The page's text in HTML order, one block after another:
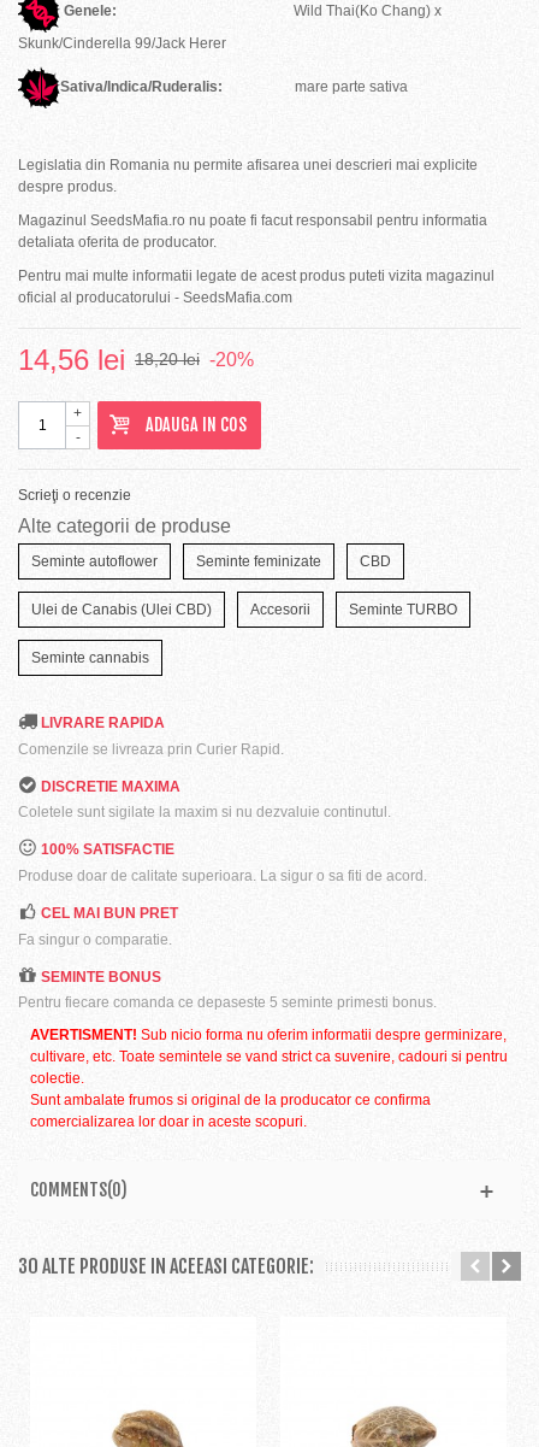
Genele: Wild Thai(Ko Chang) x
Skunk/Cinderella 99/Jack Herer
Sativa/Indica/Ruderalis: mare parte sativa
Legislatia din Romania nu permite afisarea unei descrieri mai explicite
despre produs.
Magazinul SeedsMafia.ro nu poate fi facut responsabil pentru informatia
detaliata oferita de producator.
Pentru mai multe informatii legate de acest produs puteti vizita magazinul
oficial al producatorului - SeedsMafia.com
14,56 lei 18,20 lei -20%
-
+
ADAUGA IN COS
Scrieţi o recenzie
Alte categorii de produse
Seminte autoflower Seminte feminizate CBD
Ulei de Canabis (Ulei CBD) Accesorii Seminte TURBO
Seminte cannabis
LIVRARE RAPIDA
Comenzile se livreaza prin Curier Rapid.
DISCRETIE MAXIMA
Coletele sunt sigilate la maxim si nu dezvaluie continutul.
100% SATISFACTIE
Produse doar de calitate superioara. La sigur o sa fiti de acord.
CEL MAI BUN PRET
Fa singur o comparatie.
SEMINTE BONUS
Pentru fiecare comanda ce depaseste 5 seminte primesti bonus.
AVERTISMENT! Sub nicio forma nu oferim informatii despre germinizare,
cultivare, etc. Toate semintele se vand strict ca suvenire, cadouri si pentru
colectie.
Sunt ambalate frumos si original de la producator ce confirma
comercializarea lor doar in aceste scopuri.
COMMENTS(0)
30 ALTE PRODUSE IN ACEEASI CATEGORIE: